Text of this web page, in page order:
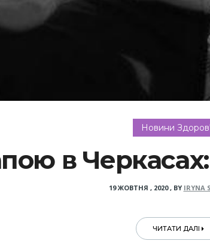
Новини
в
19 ЖОВТНЯ , 2020, BY IRYNA
ЧИТАТИ ДАЛІ